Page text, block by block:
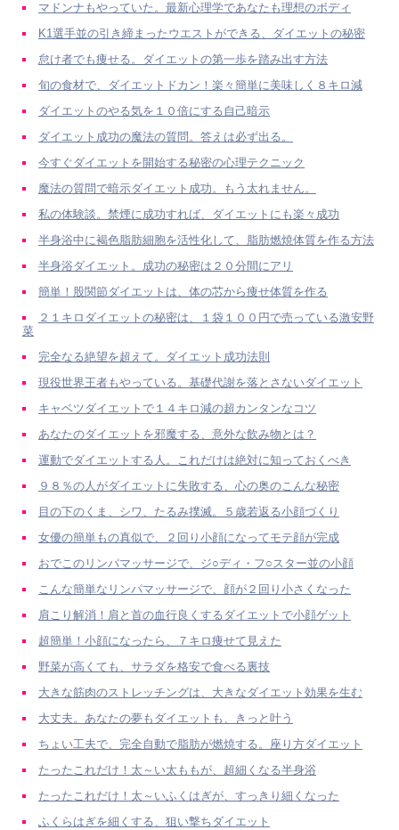
マドンナもやっていた。最新心理学であなたも理想のボディ
K1選手並の引き締まったウエストができる、ダイエットの秘密
怠け者でも痩せる。ダイエットの第一歩を踏み出す方法
旬の食材で、ダイエットドカン！楽々簡単に美味しく８キロ減
ダイエットのやる気を１０倍にする自己暗示
ダイエット成功の魔法の質問。答えは必ず出る。
今すぐダイエットを開始する秘密の心理テクニック
魔法の質問で暗示ダイエット成功。もう太れません。
私の体験談。禁煙に成功すれば、ダイエットにも楽々成功
半身浴中に褐色脂肪細胞を活性化して、脂肪燃焼体質を作る方法
半身浴ダイエット。成功の秘密は２０分間にアリ
簡単！股関節ダイエットは、体の芯から痩せ体質を作る
２１キロダイエットの秘密は、１袋１００円で売っている激安野
菜
完全なる絶望を超えて。ダイエット成功法則
現役世界王者もやっている。基礎代謝を落とさないダイエット
キャベツダイエットで１４キロ減の超カンタンなコツ
あなたのダイエットを邪魔する、意外な飲み物とは？
運動でダイエットする人。これだけは絶対に知っておくべき
９８％の人がダイエットに失敗する、心の奥のこんな秘密
目の下のくま、シワ、たるみ撲滅。５歳若返る小顔づくり
女優の簡単もの真似で、２回り小顔になってモテ顔が完成
おでこのリンパマッサージで、ジ○ディ・フ○スター並の小顔
こんな簡単なリンパマッサージで、顔が２回り小さくなった
肩こり解消！肩と首の血行良くするダイエットで小顔ゲット
超簡単！小顔になったら、７キロ痩せて見えた
野菜が高くても、サラダを格安で食べる裏技
大きな筋肉のストレッチングは、大きなダイエット効果を生む
大丈夫。あなたの夢もダイエットも、きっと叶う
ちょい工夫で、完全自動で脂肪が燃焼する。座り方ダイエット
たったこれだけ！太～い太ももが、超細くなる半身浴
たったこれだけ！太～いふくはぎが、すっきり細くなった
ふくらはぎを細くする、狙い撃ちダイエット